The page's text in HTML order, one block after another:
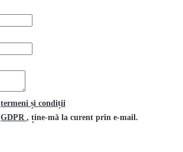
termeni și condiții
GDPR , ține-mă la curent prin e-mail.